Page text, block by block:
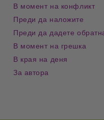
В момент на конфликт
Преди да наложите
Преди да дадете
В момент на грешка
В края на деня
За автора